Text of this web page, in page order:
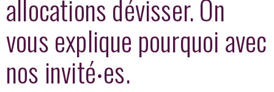
allocations dévisser. On
vous explique pourquoi avec
nos invité‧es.